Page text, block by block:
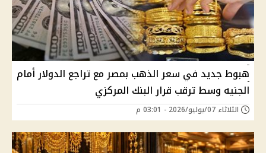
هبوط جديد في سعر الذهب بمصر مع تراجع الدولار أمام
الجنيه وسط ترقب قرار البنك المركزي
الثلاثاء 07/يوليو/2026 - 03:01 م